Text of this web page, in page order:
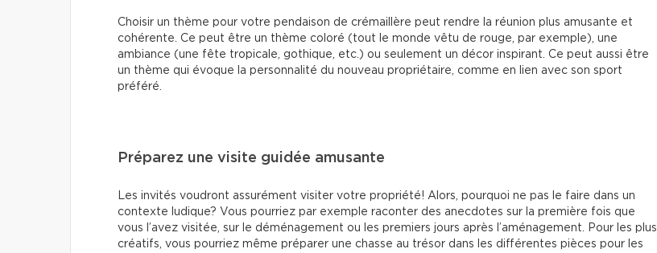
Choisir un thème pour votre pendaison de crémaillère peut rendre la réunion plus amusante et
cohérente. Ce peut être un thème coloré (tout le monde vêtu de rouge, par exemple), une
ambiance (une fête tropicale, gothique, etc.) ou seulement un décor inspirant. Ce peut aussi être
un thème qui évoque la personnalité du nouveau propriétaire, comme en lien avec son sport
préféré.
Préparez une visite guidée amusante
Les invités voudront assurément visiter votre propriété! Alors, pourquoi ne pas le faire dans un
contexte ludique? Vous pourriez par exemple raconter des anecdotes sur la première fois que
vous l’avez visitée, sur le déménagement ou les premiers jours après l’aménagement. Pour les plus
créatifs, vous pourriez même préparer une chasse au trésor dans les différentes pièces pour les